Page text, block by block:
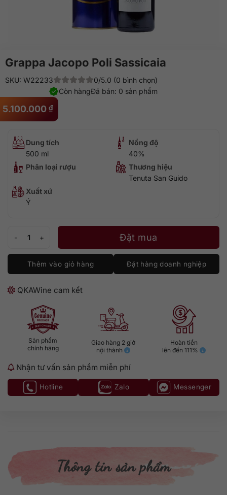
Grappa Jacopo Poli Sassicaia
5.100.000 ₫
SKU: W22233
0/5.0 (0 bình chọn)
Đã bán: 0 sản phẩm
Còn hàng
Dung tích
500 ml
Nồng độ
40%
Phân loại rượu
Thương hiệu
Tenuta San Guido
Xuất xứ
Ý
Grappa Jacopo Poli Sassicaia số lượngĐặt mua
Thêm vào giỏ hàng Đặt hàng doanh nghiệp
QKAWine cam kết
Sản phẩm
chính hãng
Giao hàng 2 giờ
nội thành
Hoàn tiền
lên đến 111%
Nhận tư vấn sản phẩm miễn phí
Hotline Zalo Messenger
Thông tin sản phẩm